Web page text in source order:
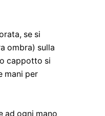
se si
ombra) sulla
cappotto si
mani per
ad ogni mano